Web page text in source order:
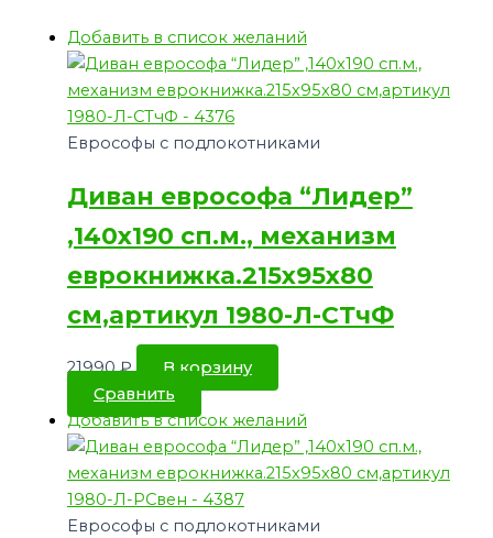
Добавить в список желаний
Еврософы с подлокотниками
Диван еврософа “Лидер”
,140х190 сп.м., механизм
еврокнижка.215х95х80
см,артикул 1980-Л-СТчФ
21990₽
В корзину
Сравнить
Добавить в список желаний
Еврософы с подлокотниками